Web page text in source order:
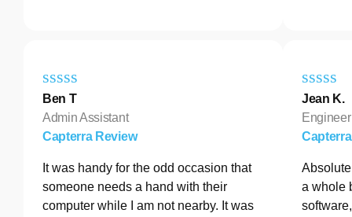
Ben T
Admin Assistant
Capterra Review
It was handy for the odd occasion that
someone needs a hand with their
computer while I am not nearby. It was
Jean K.
Engineer
a whole